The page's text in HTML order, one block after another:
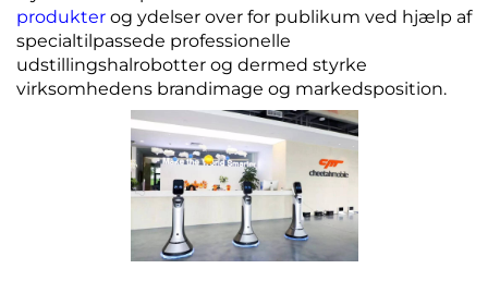
produkter og ydelser over for publikum ved hjælp af
specialtilpassede professionelle
udstillingshalrobotter og dermed styrke
virksomhedens brandimage og markedsposition.